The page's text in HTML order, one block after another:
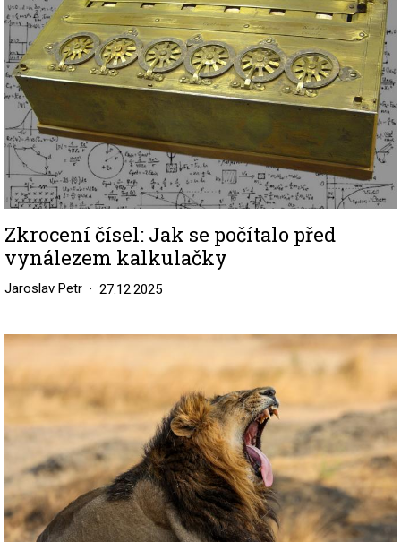
Zkrocení čísel: Jak se počítalo před
vynálezem kalkulačky
Jaroslav Petr 27.12.2025
Image